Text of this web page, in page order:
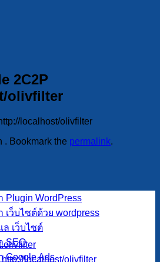
Plugin WordPress
เว็บไซต์ด้วย wordpress
ล เว็บไซต์
SEO
Google Ads
2C2P
olivfilter
localhost/olivfilter
. Bookmark the permalink.
localhost/olivfilter